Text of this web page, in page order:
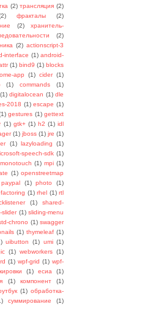
(2) трансляция (2)
фракталы
(2)
(2)
хранитель-
(2)
(2) actionscript-3
interface (1) android-
(1) bind9 (1) blocks
app (1) cider (1)
(1) commands
(1)
(1) digitalocean (1) dle
2018 (1) escape (1)
gestures (1) gettext
(1) gtk+ (1) h2 (1) idl
(1) jboss (1) jre (1)
(1) lazyloading
(1)
speech-sdk (1)
monotouch (1) mpi (1)
(1) openstreetmap
paypal (1) photo
(1)
(1) rhel (1) rtl
(1)
shared-
slider (1) sliding-menu
chrono (1) swagger
(1) thymeleaf (1)
uibutton (1) umi (1)
(1) webworkers (1)
(1) wpf-grid (1) wpf-
(1) есиа
(1)
(1) компонент
(1)
(1) обработка-
суммирование
(1)